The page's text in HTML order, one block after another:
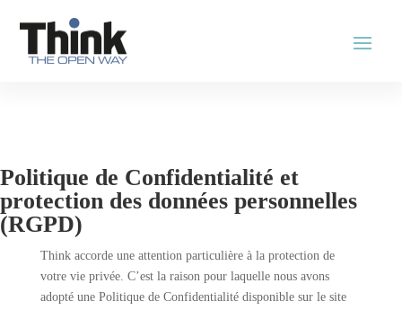
Politique de Confidentialité et
protection des données personnelles
(RGPD)
Think accorde une attention particulière à la protection de
votre vie privée. C’est la raison pour laquelle nous avons
adopté une Politique de Confidentialité disponible sur le site